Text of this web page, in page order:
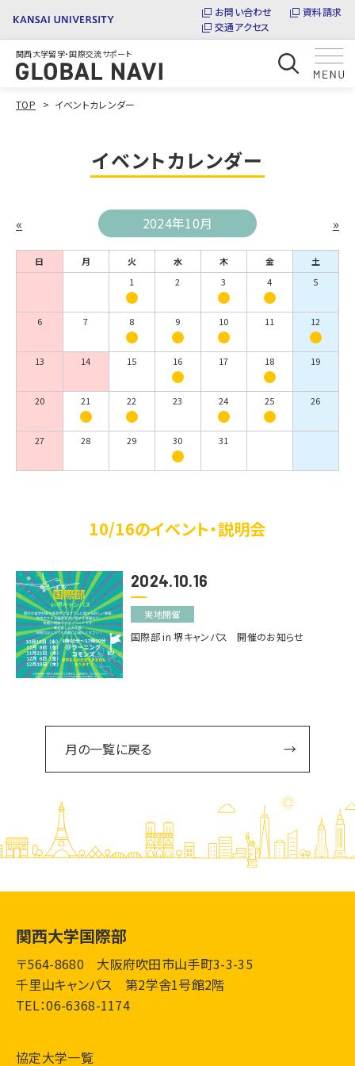
お問い合わせ
資料請求
交通アクセス
関西大学留学・国際交流サポート
TOP イベントカレンダー
イベントカレンダー
2024年10月
« »
日 月 火 水 木 金
土
1
2 3 4 5
6 7 8 9 10 11 12
13 14 15 16 17 18 19
20 21 22 23 24 25 26
27 28 29 30 31
10/16のイベント・説明会
2024.10.16
実地開催
国際部 in 堺キャンパス 開催のお知らせ
月の一覧に戻る
関西大学国際部
〒564-8680 大阪府吹田市山手町3-3-35
千里山キャンパス 第2学舎1号館2階
TEL：06-6368-1174
協定大学一覧